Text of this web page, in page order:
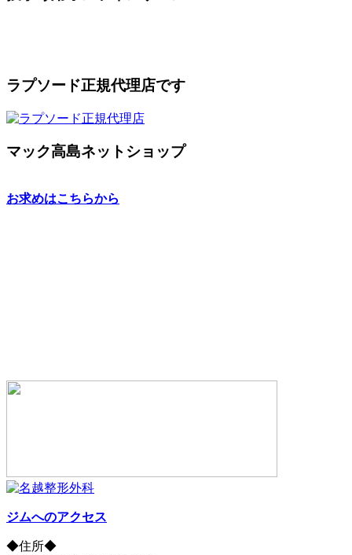
ラプソード正規代理店です
マック高島ネットショップ
お求めはこちらから
ジムへのアクセス
◆住所◆